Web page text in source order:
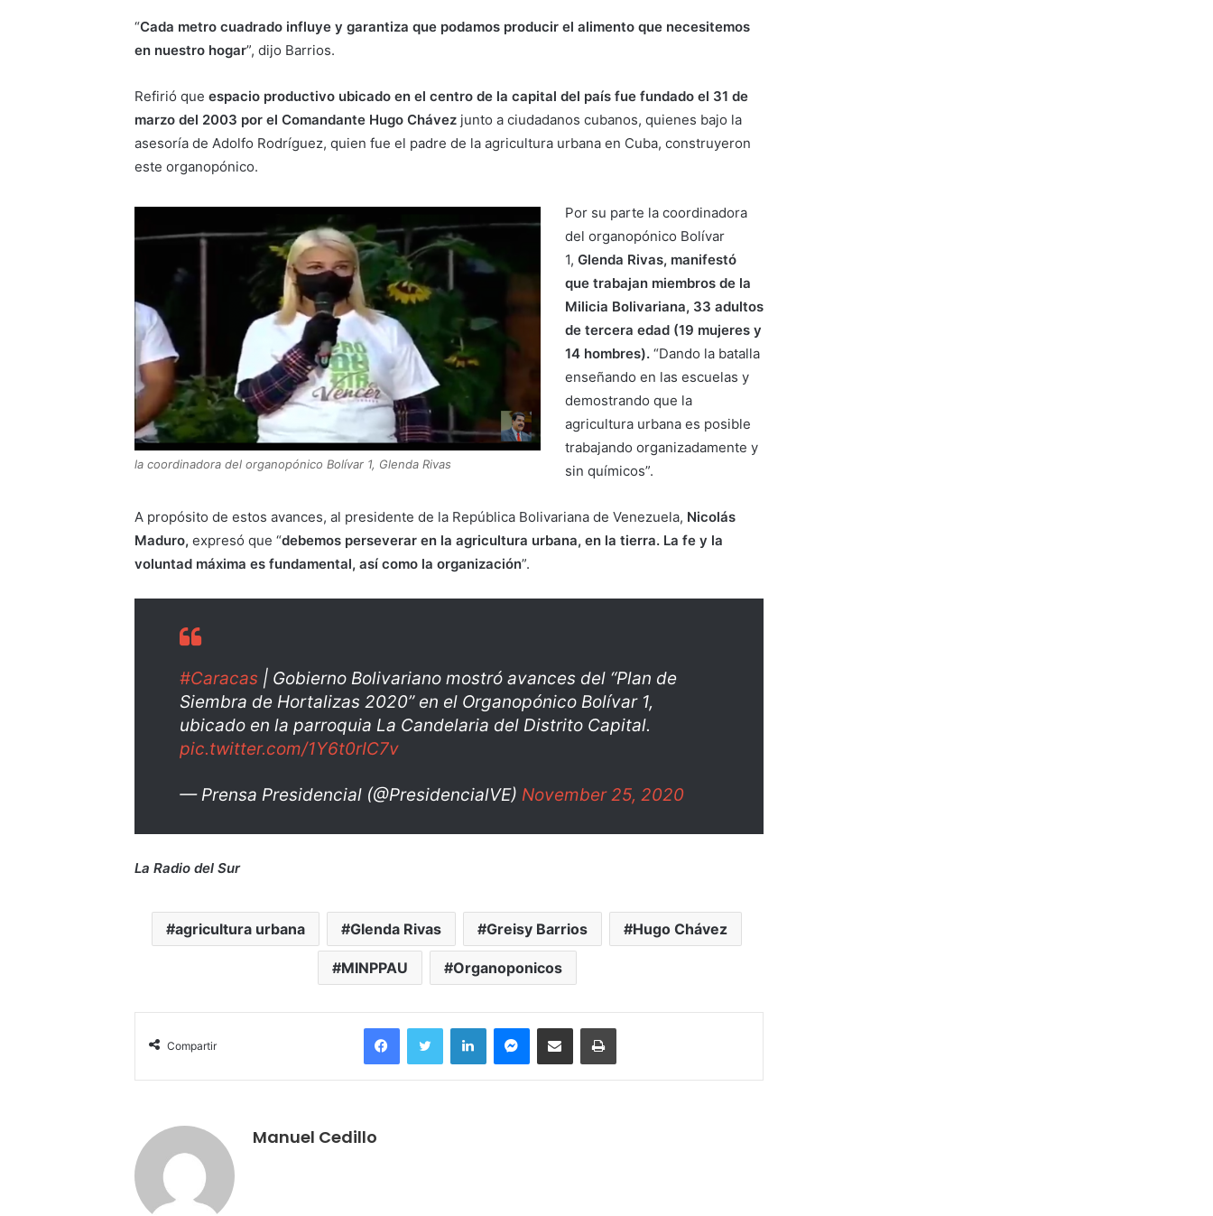
“Cada metro cuadrado influye y garantiza que podamos producir el alimento que necesitemos
en nuestro hogar”, dijo Barrios.
Refirió queespacio productivo ubicado en el centro de la capital del país fue fundado el 31 de
marzo del 2003 por el Comandante Hugo Chávez junto a ciudadanos cubanos, quienes bajo la
asesoría de Adolfo Rodríguez, quien fue el padre de la agricultura urbana en Cuba, construyeron
este organopónico.
la coordinadora del organopónico Bolívar 1, Glenda Rivas
Por su parte la coordinadora
del organopónico Bolívar
1, Glenda Rivas, manifestó
que trabajan miembros de la
Milicia Bolivariana, 33 adultos
de tercera edad (19 mujeres y
14 hombres). “Dando la batalla
enseñando en las escuelas y
demostrando que la
agricultura urbana es posible
trabajando organizadamente y
sin químicos”.
A propósito de estos avances, al presidente de la República Bolivariana de Venezuela, Nicolás
Maduro,expresó que “debemos perseverar en la agricultura urbana, en la tierra. La fe y la
voluntad máxima es fundamental, así como la organización”.
#Caracas | Gobierno Bolivariano mostró avances del “Plan de
Siembra de Hortalizas 2020” en el Organopónico Bolívar 1,
ubicado en la parroquia La Candelaria del Distrito Capital.
pic.twitter.com/1Y6t0rIC7v
— Prensa Presidencial (@PresidencialVE) November 25, 2020
La Radio del Sur
agricultura urbana Glenda Rivas Greisy Barrios Hugo Chávez
MINPPAU Organoponicos
Compartir
FacebookTwitter LinkedInMessengerCompartir por correo electrónicoImprimir
Manuel Cedillo